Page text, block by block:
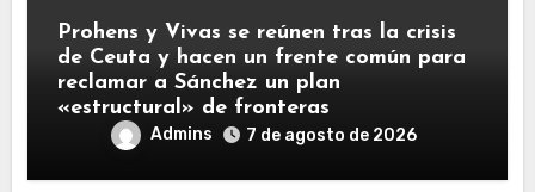
Prohens y Vivas se reúnen tras la crisis
de Ceuta y hacen un frente común para
reclamar a Sánchez un plan
«estructural» de fronteras
Admins 7 de agosto de 2026